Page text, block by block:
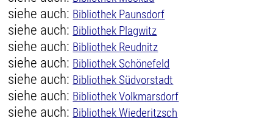
siehe auch: Bibliothek Paunsdorf
siehe auch: Bibliothek Plagwitz
siehe auch: Bibliothek Reudnitz
siehe auch: Bibliothek Schönefeld
siehe auch: Bibliothek Südvorstadt
siehe auch: Bibliothek Volkmarsdorf
siehe auch: Bibliothek Wiederitzsch